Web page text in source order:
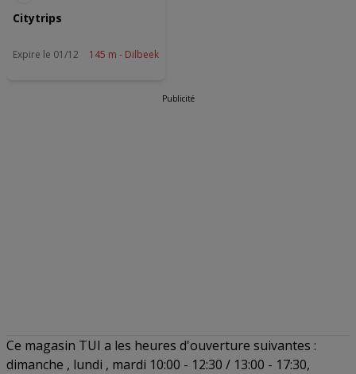
Citytrips
Expire le 01/12 145 m - Dilbeek
Publicité
Ce magasin TUI a les heures d'ouverture suivantes :
dimanche , lundi , mardi 10:00 - 12:30 / 13:00 - 17:30,